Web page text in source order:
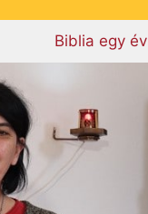
Biblia egy